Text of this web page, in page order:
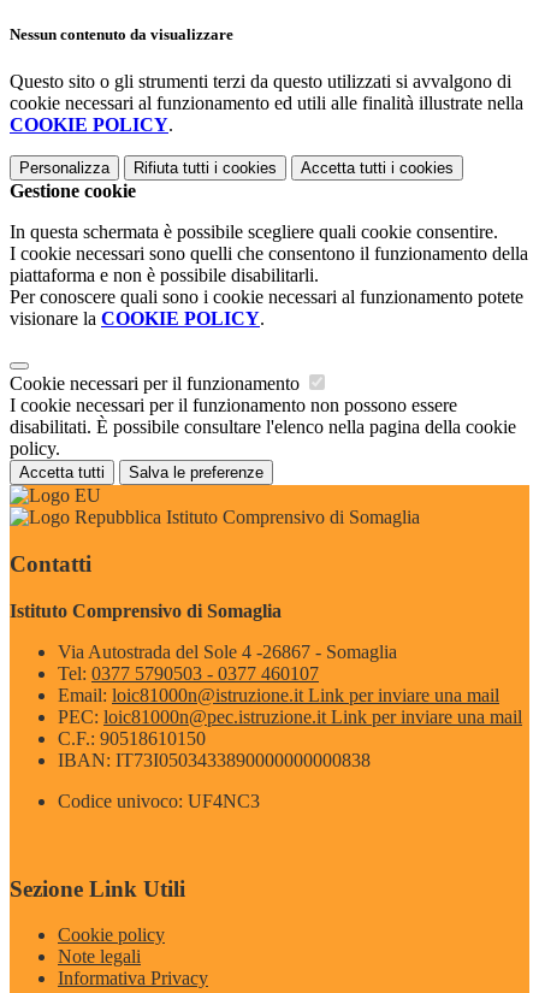
Nessun contenuto da visualizzare
Questo sito o gli strumenti terzi da questo utilizzati si avvalgono di
cookie necessari al funzionamento ed utili alle finalità illustrate nella
COOKIE POLICY.
Personalizza Rifiuta tutti i cookies Accetta tutti i cookies
Gestione cookie
In questa schermata è possibile scegliere quali cookie consentire.
I cookie necessari sono quelli che consentono il funzionamento della
piattaforma e non è possibile disabilitarli.
Per conoscere quali sono i cookie necessari al funzionamento potete
visionare la COOKIE POLICY.
Cookie necessari per il funzionamento
I cookie necessari per il funzionamento non possono essere
disabilitati. È possibile consultare l'elenco nella pagina della cookie
policy.
Accetta tutti Salva le preferenze
Istituto Comprensivo di Somaglia
Contatti
Istituto Comprensivo di Somaglia
Via Autostrada del Sole 4 -26867 - Somaglia
Tel: 0377 5790503 - 0377 460107
Email: loic81000n@istruzione.it Link per inviare una mail
PEC: loic81000n@pec.istruzione.it Link per inviare una mail
C.F.: 90518610150
IBAN: IT73I0503433890000000000838
Codice univoco: UF4NC3
Sezione Link Utili
Cookie policy
Note legali
Informativa Privacy